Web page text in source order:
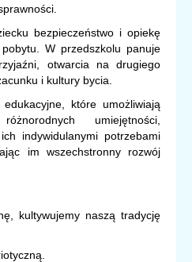
bezpieczeństwo i opiekę
W przedszkolu panuje
otwarcia na drugiego
i kultury bycia.
które umożliwiają
umiejętności,
indywidulanymi potrzebami
im wszechstronny rozwój
kultywujemy naszą tradycję